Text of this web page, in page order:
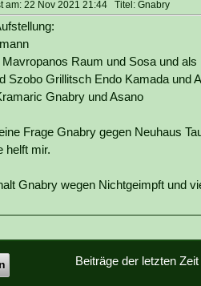
am: 22 Nov 2021 21:44 Titel: Gnabry
Raum und Sosa und
Szobo Grillitsch Endo Kamada und
Gnabry und Asano
Frage Gnabry gegen Neuhaus
helft mir.
Gnabry wegen Nichtgeimpft und
Beiträge der letzten